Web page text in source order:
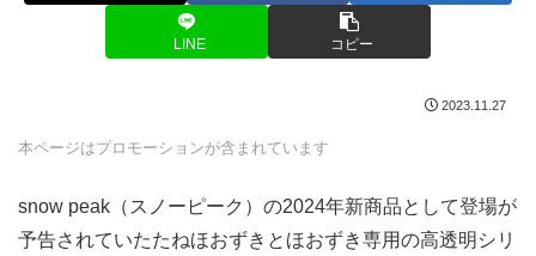
LINE コピー
2023.11.27
本ページはプロモーションが含まれています
snow peak（スノーピーク）の2024年新商品として登場が
予告されていたたねほおずきとほおずき専用の高透明シリ